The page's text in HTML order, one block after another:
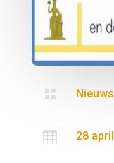
 Nieuws
 28